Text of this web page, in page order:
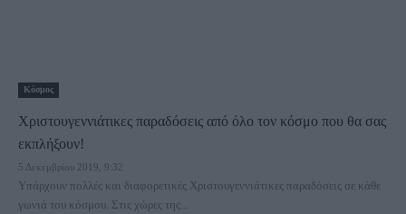
Κόσμος
Χριστουγεννιάτικες παραδόσεις από όλο τον κόσμο που θα σας
εκπλήξουν!
5 Δεκεμβρίου 2019, 9:32
Υπάρχουν πολλές και διαφορετικές Χριστουγεννιάτικες παραδόσεις σε κάθε
γωνιά του κόσμου. Στις χώρες της...